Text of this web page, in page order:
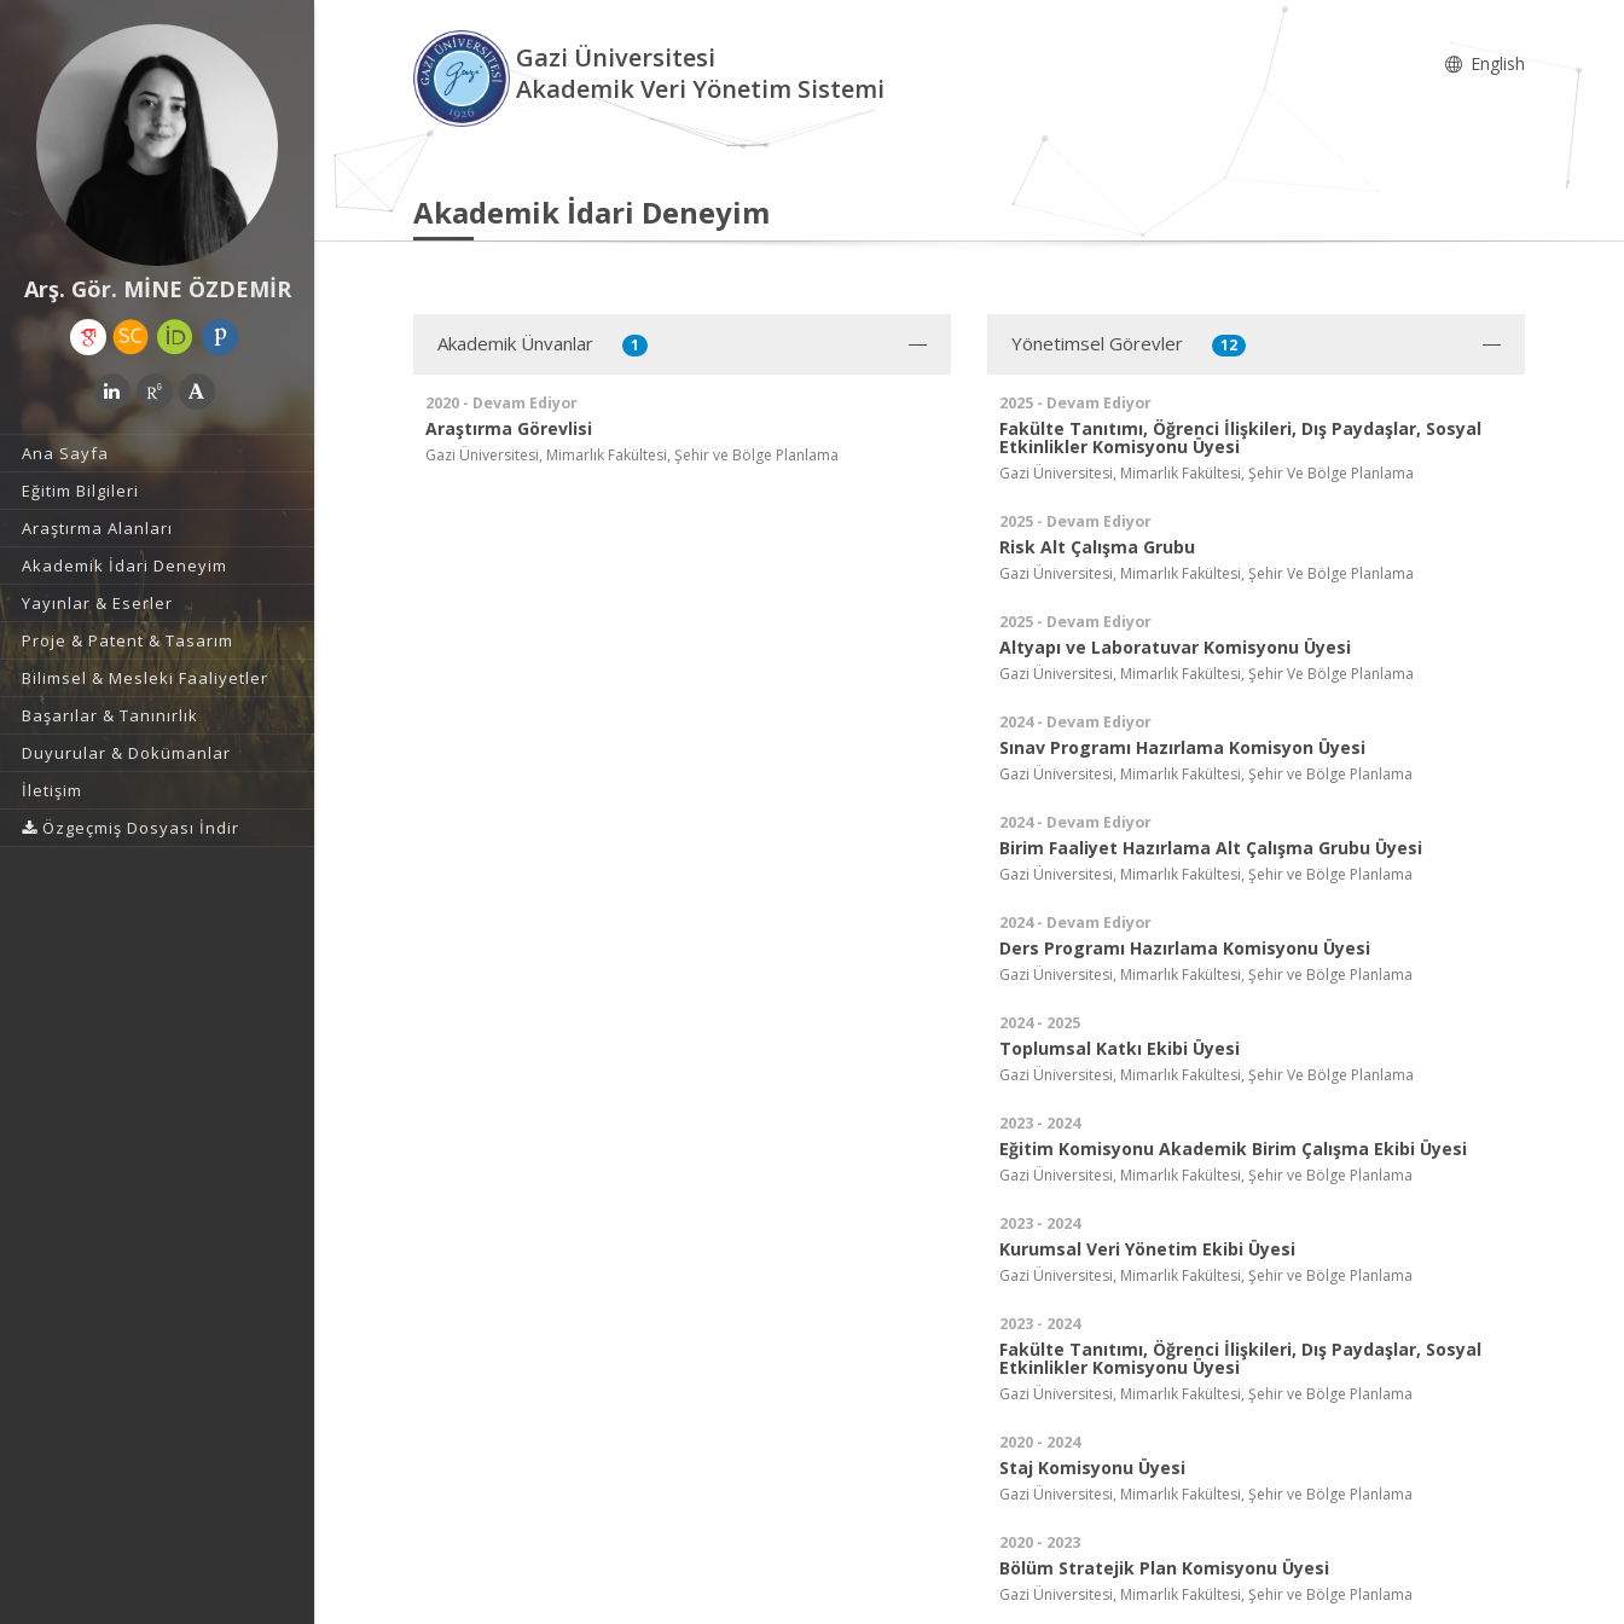
Arş. Gör. MİNE ÖZDEMİR
Ana Sayfa
Eğitim Bilgileri
Araştırma Alanları
Akademik İdari Deneyim
Yayınlar & Eserler
Proje & Patent & Tasarım
Bilimsel & Mesleki Faaliyetler
Başarılar & Tanınırlık
Duyurular & Dokümanlar
İletişim
Özgeçmiş Dosyası İndir
Gazi Üniversitesi
Akademik Veri Yönetim Sistemi
English
Akademik İdari Deneyim
Akademik Ünvanlar 1
2020 - Devam Ediyor
Araştırma Görevlisi
Gazi Üniversitesi, Mimarlık Fakültesi, Şehir ve Bölge Planlama
Yönetimsel Görevler 12
2025 - Devam Ediyor
Fakülte Tanıtımı, Öğrenci İlişkileri, Dış Paydaşlar, Sosyal
Etkinlikler Komisyonu Üyesi
Gazi Üniversitesi, Mimarlık Fakültesi, Şehir Ve Bölge Planlama
2025 - Devam Ediyor
Risk Alt Çalışma Grubu
Gazi Üniversitesi, Mimarlık Fakültesi, Şehir Ve Bölge Planlama
2025 - Devam Ediyor
Altyapı ve Laboratuvar Komisyonu Üyesi
Gazi Üniversitesi, Mimarlık Fakültesi, Şehir Ve Bölge Planlama
2024 - Devam Ediyor
Sınav Programı Hazırlama Komisyon Üyesi
Gazi Üniversitesi, Mimarlık Fakültesi, Şehir ve Bölge Planlama
2024 - Devam Ediyor
Birim Faaliyet Hazırlama Alt Çalışma Grubu Üyesi
Gazi Üniversitesi, Mimarlık Fakültesi, Şehir ve Bölge Planlama
2024 - Devam Ediyor
Ders Programı Hazırlama Komisyonu Üyesi
Gazi Üniversitesi, Mimarlık Fakültesi, Şehir ve Bölge Planlama
2024 - 2025
Toplumsal Katkı Ekibi Üyesi
Gazi Üniversitesi, Mimarlık Fakültesi, Şehir Ve Bölge Planlama
2023 - 2024
Eğitim Komisyonu Akademik Birim Çalışma Ekibi Üyesi
Gazi Üniversitesi, Mimarlık Fakültesi, Şehir ve Bölge Planlama
2023 - 2024
Kurumsal Veri Yönetim Ekibi Üyesi
Gazi Üniversitesi, Mimarlık Fakültesi, Şehir ve Bölge Planlama
2023 - 2024
Fakülte Tanıtımı, Öğrenci İlişkileri, Dış Paydaşlar, Sosyal
Etkinlikler Komisyonu Üyesi
Gazi Üniversitesi, Mimarlık Fakültesi, Şehir ve Bölge Planlama
2020 - 2024
Staj Komisyonu Üyesi
Gazi Üniversitesi, Mimarlık Fakültesi, Şehir ve Bölge Planlama
2020 - 2023
Bölüm Stratejik Plan Komisyonu Üyesi
Gazi Üniversitesi, Mimarlık Fakültesi, Şehir ve Bölge Planlama